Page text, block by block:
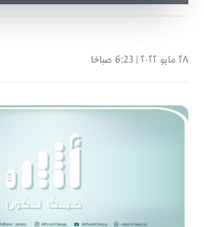
٢٨ مايو ٢٠٢٢ | 6:23 صباحًا